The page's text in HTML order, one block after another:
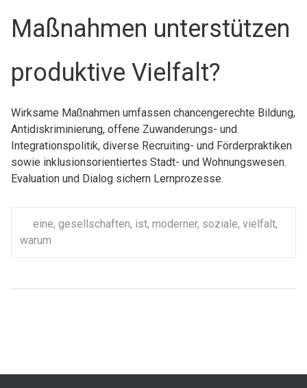
Maßnahmen unterstützen
produktive Vielfalt?
Wirksame Maßnahmen umfassen chancengerechte Bildung,
Antidiskriminierung, offene Zuwanderungs- und
Integrationspolitik, diverse Recruiting- und Förderpraktiken
sowie inklusionsorientiertes Stadt- und Wohnungswesen.
Evaluation und Dialog sichern Lernprozesse.
eine, gesellschaften, ist, moderner, soziale, vielfalt,
warum